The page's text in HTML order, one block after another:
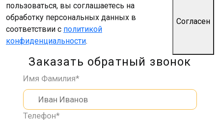
пользоваться, вы соглашаетесь на
обработку персональных данных в
соответствии с политикой
конфиденциальности.
Согласен
Заказать обратный звонок
Имя Фамилия*
Телефон*